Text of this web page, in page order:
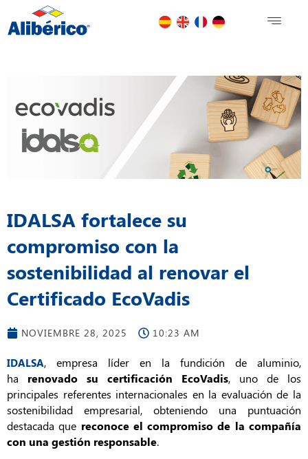
IDALSA fortalece su
compromiso con la
sostenibilidad al renovar el
Certificado EcoVadis
NOVIEMBRE 28, 2025 10:23 AM
IDALSA, empresa líder en la fundición de aluminio,
ha renovado su certificación EcoVadis, uno de los
principales referentes internacionales en la evaluación de la
sostenibilidad empresarial, obteniendo una puntuación
destacada que reconoce el compromiso de la compañía
con una gestión responsable.